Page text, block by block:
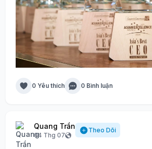
0 Yêu thích 0 Bình luận
Quang Trần
04 Thg 07
Theo Dõi